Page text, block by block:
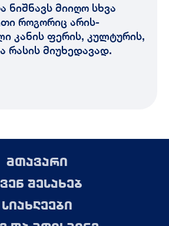
ნიშნავს მიიღო სხვა
როგორიც არის-
კანის ფერის, კულტურის,
რასის მიუხედავად.
მთავარი
შესახებ
სიახლეები